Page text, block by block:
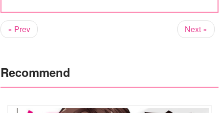
« Prev Next »
Recommend